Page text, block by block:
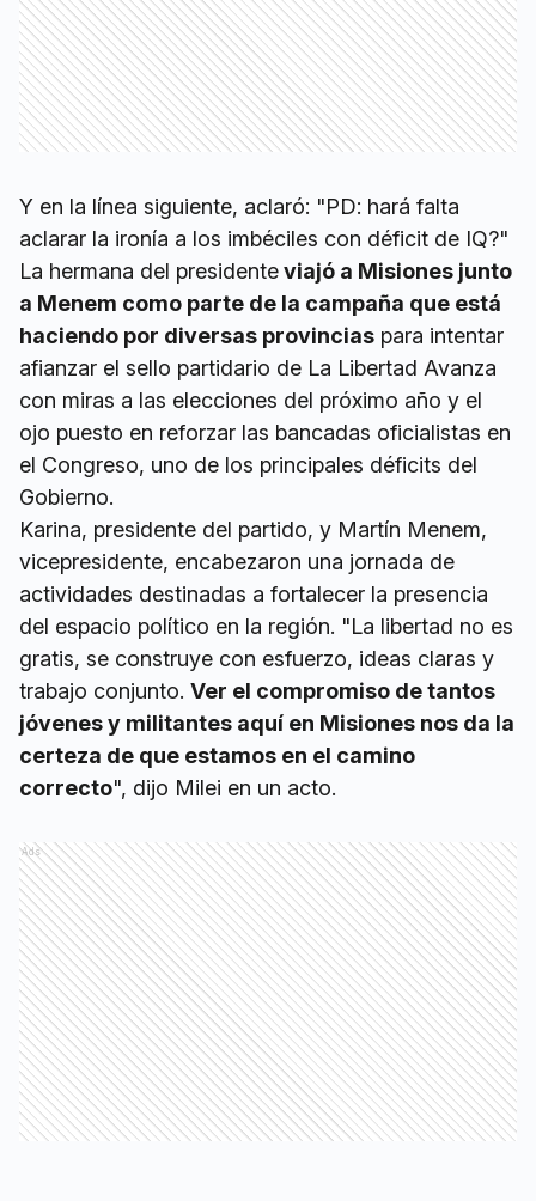
Y en la línea siguiente, aclaró: "PD: hará falta
aclarar la ironía a los imbéciles con déficit de IQ?"
La hermana del presidenteviajó a Misiones junto
a Menem como parte de la campaña que está
haciendo por diversas provincias para intentar
afianzar el sello partidario de La Libertad Avanza
con miras a las elecciones del próximo año y el
ojo puesto en reforzar las bancadas oficialistas en
el Congreso, uno de los principales déficits del
Gobierno.
Karina, presidente del partido, y Martín Menem,
vicepresidente, encabezaron una jornada de
actividades destinadas a fortalecer la presencia
del espacio político en la región. "La libertad no es
gratis, se construye con esfuerzo, ideas claras y
trabajo conjunto. Ver el compromiso de tantos
jóvenes y militantes aquí en Misiones nos da la
certeza de que estamos en el camino
correcto", dijo Milei en un acto.
Ads